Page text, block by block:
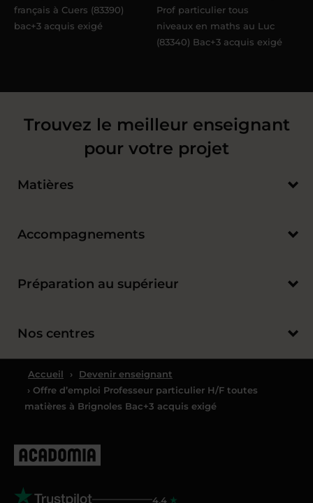
français à Cuers (83390)
bac+3 acquis exigé
Prof particulier tous
niveaux en maths au Luc
(83340) Bac+3 acquis exigé
Trouvez le meilleur enseignant
pour votre projet
Matières
Accompagnements
Préparation au supérieur
Nos centres
Accueil ›
Devenir enseignant
› Offre d’emploi Professeur particulier H/F toutes
matières à Brignoles Bac+3 acquis exigé
4.4